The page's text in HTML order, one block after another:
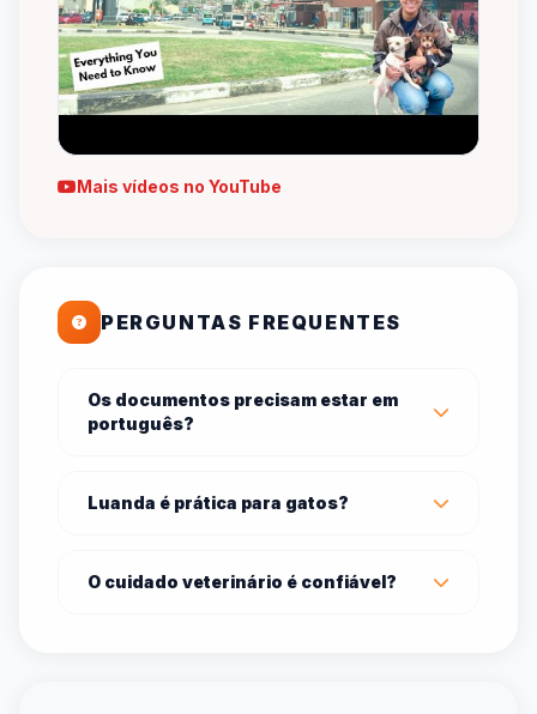
Mais vídeos no YouTube
PERGUNTAS FREQUENTES
Os documentos precisam estar em
português?
Luanda é prática para gatos?
O cuidado veterinário é confiável?